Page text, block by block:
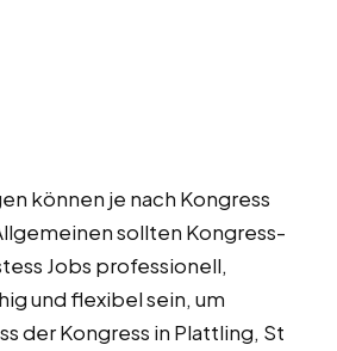
können je nach Kongress
sollten Kongress-
Jobs professionell,
und flexibel sein, um
der Kongress in Plattling, St